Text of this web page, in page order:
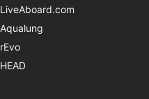
LiveAboard.com
Aqualung
rEvo
HEAD